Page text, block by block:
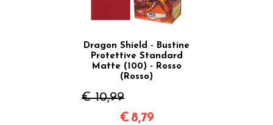
Dragon Shield - Bustine
Protettive Standard
Matte (100) - Rosso
(Rosso)
€ 10,99
€ 8,79